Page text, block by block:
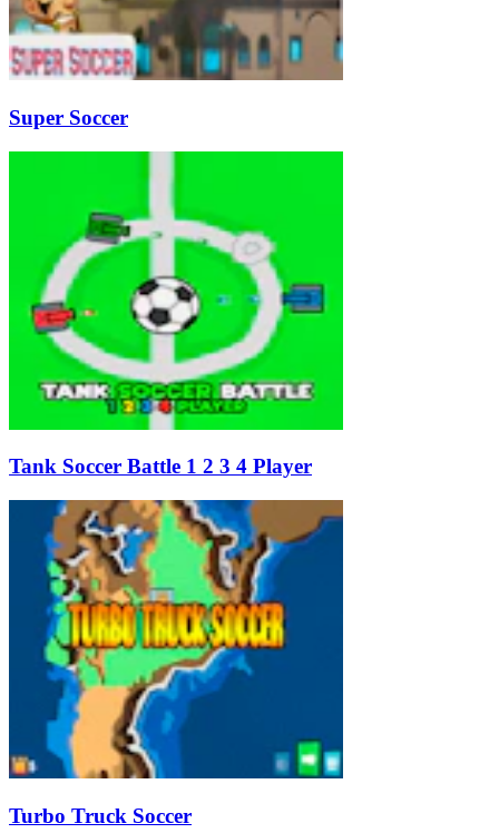
Super Soccer
Tank Soccer Battle 1 2 3 4 Player
Turbo Truck Soccer